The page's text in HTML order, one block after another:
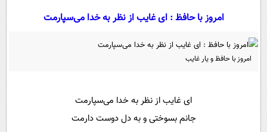
اقتصادی
جامعه
یک برش دانایی
محیط زیست
علم و دانش
فناوری و It
قرآن
امروز با حافظ : ای غایب از نظر به خدا می‌سپارمت
امروز با حافظ و یار غایب
ای غایب از نظر به خدا می‌سپارمت
جانم بسوختی و به دل دوست دارمت